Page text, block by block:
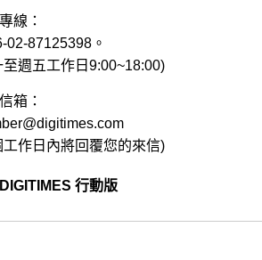
線：
02-87125398。
至週五工作日9:00~18:00)
箱：
工作日內將回覆您的來信)
行動版